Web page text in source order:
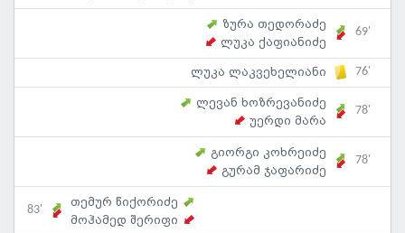
ზურა თედორაძე
ლუკა ქაფიანიძე
69'
ლუკა ლაკვეხელიანი 76'
ლევან ხოზრევანიძე
უერდი მარა
78'
გიორგი კოხრეიძე
გურამ ჯაფარიძე
78'
83'
თემურ წიქორიძე
მოჰამედ შერიფი